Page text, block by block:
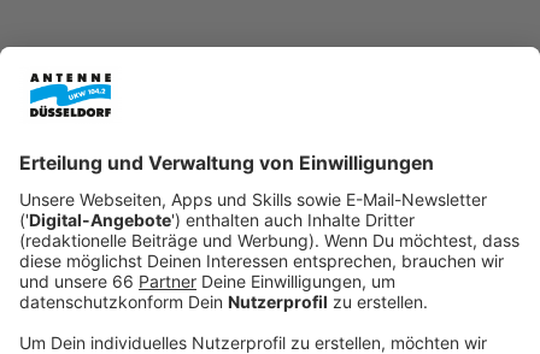
Bürgerinnen und Bürger bis zu drei Pflanzen zuhause
anbauen. Doch nicht alle sind wirkliche Experten in
diesem Gebiet. Da bietet es sich ganz offensichtlich
gut an, dass es in Düsseldorf für drei Tage eine echte
Cannabis-Messe gibt, die "Cannafair". Über 20.000
Menschen werden vom 23. bis 25. August in der
Mitsubishi Electric Halle erwartet. Daher legen die
Veranstalter einen großen Fokus auf den Anbau.
Anzeige